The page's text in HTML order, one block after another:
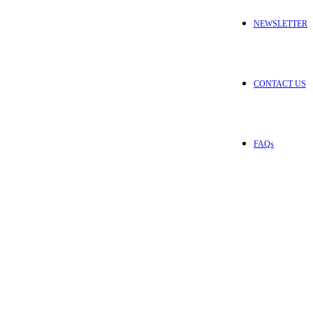
NEWSLETTER
CONTACT US
FAQs